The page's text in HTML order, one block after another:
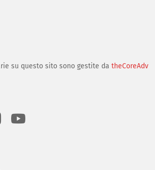
su questo sito sono gestite da theCoreAdv